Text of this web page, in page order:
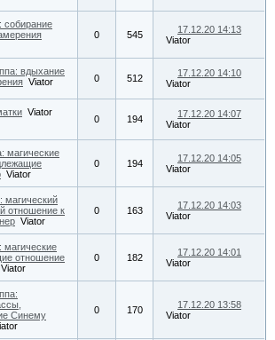
собирание
0 545
17.12.20 14:13
Viator
вдыхание
Viator 0 512
17.12.20 14:10
Viator
Viator
0 194
17.12.20 14:07
Viator
магические
Viator
0 194
17.12.20 14:05
Viator
магический
отношение к
Viator
0 163
17.12.20 14:03
Viator
магические
отношение
Viator
0 182
17.12.20 14:01
Viator
Синему
0 170
17.12.20 13:58
Viator